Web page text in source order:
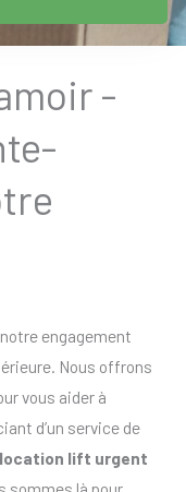
-
engagement
Nous offrons
vous aider à
d’un service de
location lift urgent